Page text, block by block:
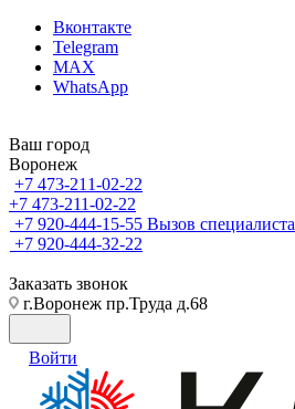
Вконтакте
Telegram
MAX
WhatsApp
Ваш город
Воронеж
+7 473-211-02-22
+7 473-211-02-22
+7 920-444-15-55 Вызов специалиста
+7 920-444-32-22
Заказать звонок
г.Воронеж пр.Труда д.68
Войти